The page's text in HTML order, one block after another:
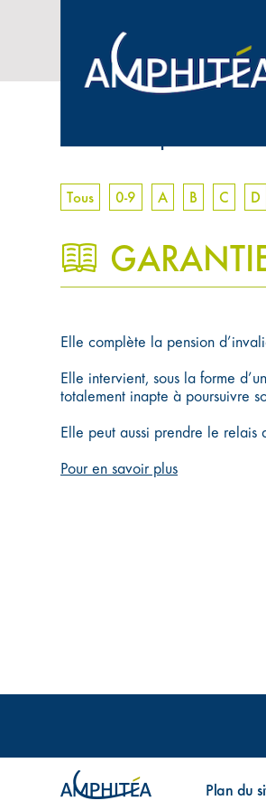
ABONNEZ-VOUS À LA
Tous 0-9 A B C D
Elle complète la pension
Elle intervient, sous la forme
totalement inapte à poursuivre
Elle peut aussi prendre le
Pour en savoir plus
Plan du